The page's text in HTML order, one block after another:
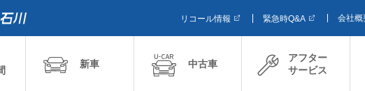
リコール情報 緊急時Q&A 会社概
新車 中古車
アフター
サービス